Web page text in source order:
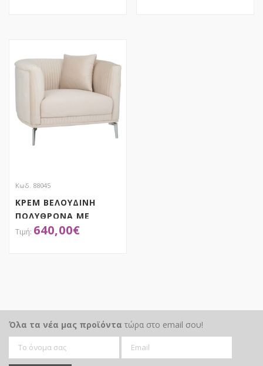
Κωδ. 88045
ΚΡΕΜ ΒΕΛΟΥΔΙΝΗ
ΠΟΛΥΘΡΟΝΑ ΜΕ
ΑΣΗΜΙ ΜΕΤΑΛΛΙΚΑ
640,00€
Όλα τα νέα μας προϊόντα τώρα στο email σου!